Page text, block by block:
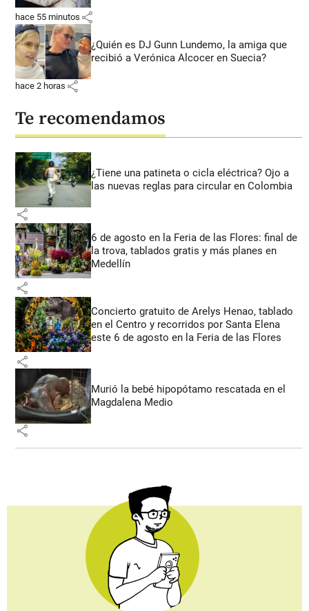
hace 55 minutos share
¿Quién es DJ Gunn Lundemo, la amiga que
recibió a Verónica Alcocer en Suecia?
hace 2 horas share
Te recomendamos
¿Tiene una patineta o cicla eléctrica? Ojo a
las nuevas reglas para circular en Colombia
share
6 de agosto en la Feria de las Flores: final de
la trova, tablados gratis y más planes en
Medellín
share
Concierto gratuito de Arelys Henao, tablado
en el Centro y recorridos por Santa Elena
este 6 de agosto en la Feria de las Flores
share
Murió la bebé hipopótamo rescatada en el
Magdalena Medio
share